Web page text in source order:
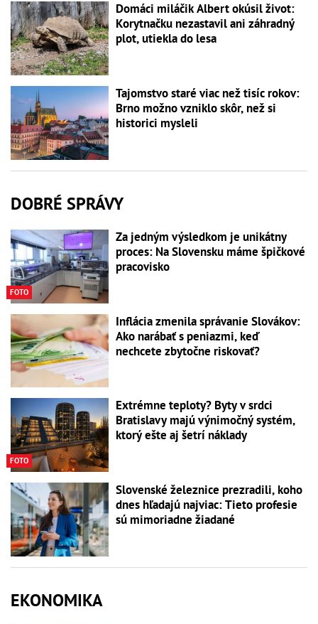
Domáci miláčik Albert okúsil život:
Korytnačku nezastavil ani záhradný
plot, utiekla do lesa
Tajomstvo staré viac než tisíc rokov:
Brno možno vzniklo skôr, než si
historici mysleli
DOBRÉ SPRÁVY
FOTO
Za jedným výsledkom je unikátny
proces: Na Slovensku máme špičkové
pracovisko
Inflácia zmenila správanie Slovákov:
Ako narábať s peniazmi, keď
nechcete zbytočne riskovať?
FOTO
Extrémne teploty? Byty v srdci
Bratislavy majú výnimočný systém,
ktorý ešte aj šetrí náklady
Slovenské železnice prezradili, koho
dnes hľadajú najviac: Tieto profesie
sú mimoriadne žiadané
EKONOMIKA